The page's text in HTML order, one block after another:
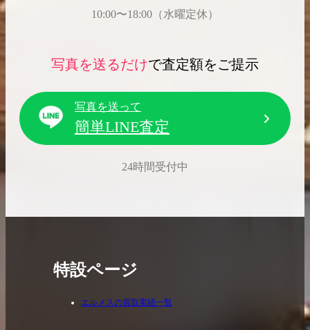
希少なリザード素材のバーキンの買取価格や
高く売るためのポイントを徹底解説
バーキン相場解説
取相場や高く売れ
ケリー相場解
コラムをさらにみる
10:00〜18:00（水曜定休）
写真を送るだけで査定額をご提示
写真を送って
簡単LINE査定
24時間受付中
特設ページ
エルメスの買取実績一覧